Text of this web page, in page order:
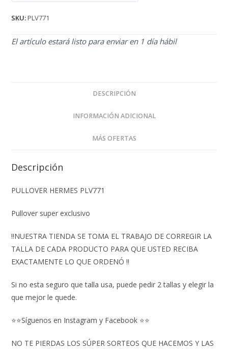
SKU:PLV771
El artículo estará listo para enviar en 1 día hábil
DESCRIPCIÓN
INFORMACIÓN ADICIONAL
MÁS OFERTAS
Descripción
PULLOVER HERMES PLV771
Pullover super exclusivo
‼️NUESTRA TIENDA SE TOMA EL TRABAJO DE CORREGIR LA
TALLA DE CADA PRODUCTO PARA QUE USTED RECIBA
EXACTAMENTE LO QUE ORDENÓ ‼️
Si no esta seguro que talla usa, puede pedir 2 tallas y elegir la
que mejor le quede.
⭐⭐Síguenos en Instagram y Facebook ⭐⭐
NO TE PIERDAS LOS SÚPER SORTEOS QUE HACEMOS Y LAS